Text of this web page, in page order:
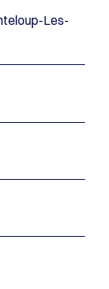
Les-